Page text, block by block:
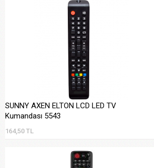
SUNNY AXEN ELTON LCD LED TV
Kumandası 5543
164,50 TL